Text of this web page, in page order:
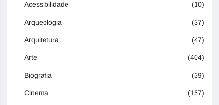
Acessibilidade (10)
Arqueologia (37)
Arquitetura (47)
Arte (404)
Biografia (39)
Cinema (157)